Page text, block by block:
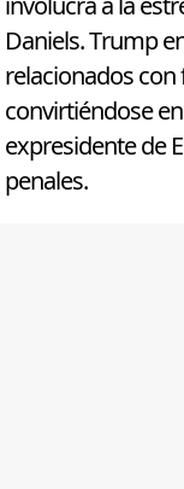
involucra a la
Daniels. Trump
relacionados
convirtiéndose
expresidente de
penales.